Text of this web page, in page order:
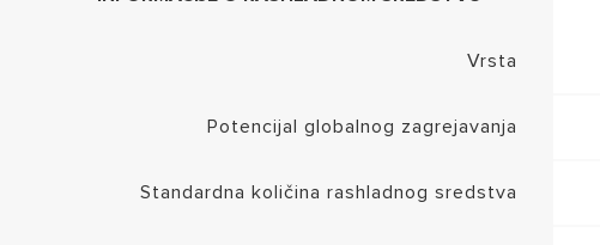
Vrsta
Potencijal globalnog zagrejavanja
Standardna količina rashladnog sredstva